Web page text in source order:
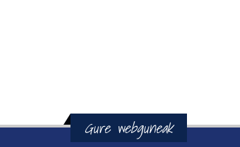
Gure webguneak